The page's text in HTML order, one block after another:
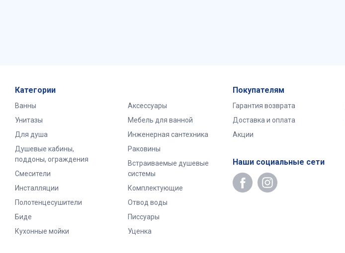
Категории
Ванны
Унитазы
Для душа
Душевые кабины,
поддоны, ограждения
Смесители
Инсталляции
Полотенцесушители
Биде
Кухонные мойки
Аксессуары
Мебель для ванной
Инженерная сантехника
Раковины
Встраиваемые душевые
системы
Комплектующие
Отвод воды
Писсуары
Уценка
Покупателям
Гарантия возврата
Доставка и оплата
Акции
Наши социальные сети